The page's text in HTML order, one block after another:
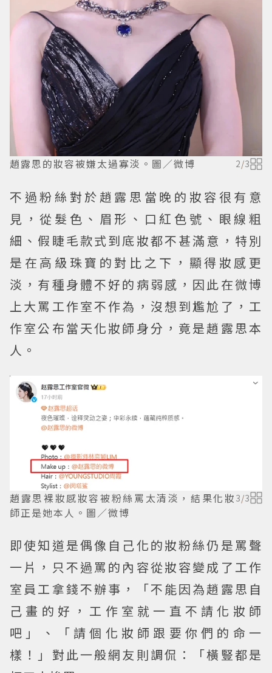
趙露思的妝容被嫌太過寡淡。圖／微博 2/3
不過粉絲對於趙露思當晚的妝容很有意
見，從髮色、眉形、口紅色號、眼線粗
細、假睫毛款式到底妝都不甚滿意，特別
是在高級珠寶的對比之下，顯得妝感更
淡，有種身體不好的病弱感，因此在微博
上大罵工作室不作為，沒想到尷尬了，工
作室公布當天化妝師身分，竟是趙露思本
人。
趙露思裸妝感妝容被粉絲罵太清淡，結果化妝
師正是她本人。圖／微博
3/3
即使知道是偶像自己化的妝粉絲仍是罵聲
一片，只不過罵的內容從妝容變成了工作
室員工拿錢不辦事，「不能因為趙露思自
己畫的好，工作室就一直不請化妝師
吧」、「請個化妝師跟要你們的命一
樣！」對此一般網友則調侃：「橫豎都是